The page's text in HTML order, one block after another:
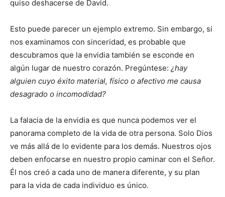
quiso deshacerse de David.
Esto puede parecer un ejemplo extremo. Sin embargo, si
nos examinamos con sinceridad, es probable que
descubramos que la envidia también se esconde en
algún lugar de nuestro corazón. Pregúntese: ¿hay
alguien cuyo éxito material, físico o afectivo me causa
desagrado o incomodidad?
La falacia de la envidia es que nunca podemos ver el
panorama completo de la vida de otra persona. Solo Dios
ve más allá de lo evidente para los demás. Nuestros ojos
deben enfocarse en nuestro propio caminar con el Señor.
Él nos creó a cada uno de manera diferente, y su plan
para la vida de cada individuo es único.